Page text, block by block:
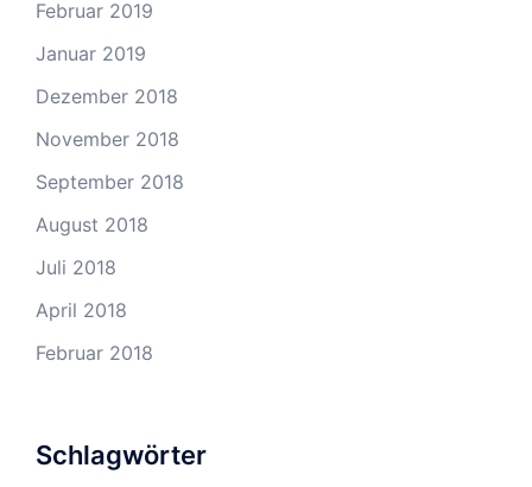
Februar 2019
Januar 2019
Dezember 2018
November 2018
September 2018
August 2018
Juli 2018
April 2018
Februar 2018
Schlagwörter